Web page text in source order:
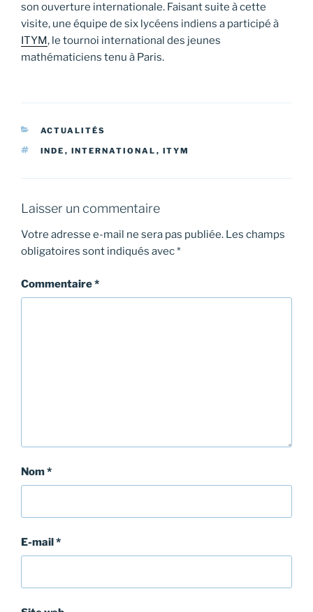
son ouverture internationale. Faisant suite à cette
visite, une équipe de six lycéens indiens a participé à
ITYM, le tournoi international des jeunes
mathématiciens tenu à Paris.
CATÉGORIES
ACTUALITÉS
ÉTIQUETTES
INDE , INTERNATIONAL , ITYM
Laisser un commentaire
Votre adresse e-mail ne sera pas publiée. Les champs
obligatoires sont indiqués avec*
Commentaire*
Nom*
E-mail*